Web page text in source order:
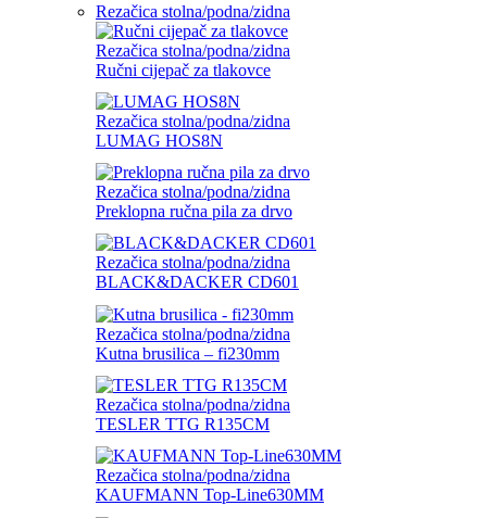
Rezačica stolna/podna/zidna
Rezačica stolna/podna/zidna
Ručni cijepač za tlakovce
Rezačica stolna/podna/zidna
LUMAG HOS8N
Rezačica stolna/podna/zidna
Preklopna ručna pila za drvo
Rezačica stolna/podna/zidna
BLACK&DACKER CD601
Rezačica stolna/podna/zidna
Kutna brusilica – fi230mm
Rezačica stolna/podna/zidna
TESLER TTG R135CM
Rezačica stolna/podna/zidna
KAUFMANN Top-Line630MM